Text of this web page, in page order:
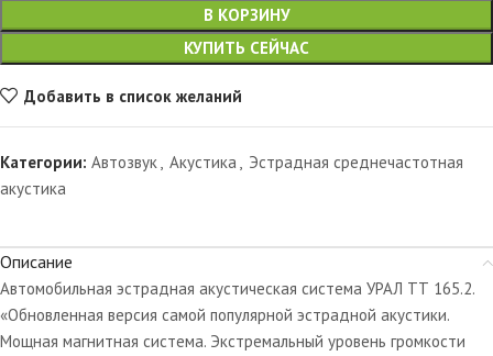
В КОРЗИНУ
КУПИТЬ СЕЙЧАС
Добавить в список желаний
Категории: Автозвук, Акустика , Эстрадная среднечастотная
акустика
Описание
Автомобильная эстрадная акустическая система УРАЛ ТТ 165.2.
«Обновленная версия самой популярной эстрадной акустики.
Мощная магнитная система. Экстремальный уровень громкости